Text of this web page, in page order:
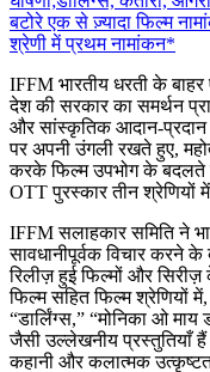
बटोरे एक से ज़्यादा फिल्म
श्रेणी में प्रथम नामांकन*
IFFM भारतीय धरती के
देश की सरकार का समर्थन
और सांस्कृतिक आदान-प्रदान
पर अपनी उंगली रखते हुए,
करके फिल्म उपभोग के बदलते
OTT पुरस्कार तीन श्रेणियों
IFFM सलाहकार समिति ने
सावधानीपूर्वक विचार करने
रिलीज़ हुई फिल्मों और
फिल्म सहित फिल्म श्रेणियों
“डार्लिंग्स,” “मोनिका ओ माय
जैसी उल्लेखनीय प्रस्तुतियाँ
कहानी और कलात्मक